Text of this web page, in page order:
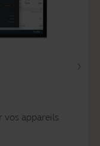
vos appareils